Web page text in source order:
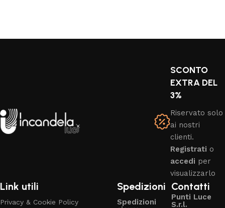
SCONTO
EXTRA DEL
3%
Riservato solo
ai nostri
clienti.
Registrati o
accedi per
visualizzarlo
Link utili
Privacy & Cookie Policy
Spedizioni
Spedizioni
Contatti
Punti Luce
S.r.l.